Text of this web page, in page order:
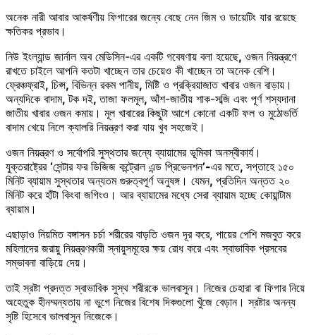
অনেক নারী আবার আকর্ষণীয় ফিগারের জন্যে বেছে নেন জিম ও ডায়েটিং যার রয়েছে
ক্ষতিকর প্রভাব।
নিউ ইংল্যান্ড জার্নাল অব মেডিসিন-এর একটি গবেষণায় বলা হয়েছে, ওজন নিয়ন্ত্রণে
রাখতে চাইলে আপনি কতটা খাচ্ছেন তার চেয়েও কী খাচ্ছেন তা অনেক বেশি।
ফ্রেঞ্চফ্রাই, চিপ্স, বিভিন্ন রকম পানীয়, মিষ্টি ও প্রক্রিয়াজাত খাবার ওজন বাড়ায়।
অন্যদিকে বাদাম,টক দই,তাজা ফলমূল, আঁশ-জাতীয় শাক-সব্জি এবং পূর্ণ শস্যদানা
জাতীয় খাবার ওজন কমায়। মূল খাবারের কিছুটা আগে কোনো একটি ফল ও মুঠোভর্তি
বাদাম খেয়ে নিলে ক্যালরি নিয়ন্ত্রণ করা যায় খুব সহজেই।
ওজন নিয়ন্ত্রণ ও সর্বোপরি সুস্থতার জন্যে ব্যায়ামের ভূমিকা অনস্বীকার্য।
যুক্তরাষ্ট্রের ‘সেন্টার ফর ডিজিজ কন্ট্রোল এন্ড প্রিভেনশন’-এর মতে, সপ্তাহে ১৫০
মিনিট ব্যায়াম সুস্থতার অন্যতম গুরুত্বপূর্ণ অনুষঙ্গ। যেমন, প্রতিদিন অন্তত ২০
মিনিট করে হাঁটা কিংবা জগিংও। আর ব্যায়ামের মধ্যে সেরা ব্যায়াম হচ্ছে কোয়ান্টাম
ব্যায়াম।
এছাড়াও নিয়মিত বঙ্গাসন চর্চা শরীরের বাড়তি ওজন দূর করে, পায়ের পেশি মজবুত করে
মহিলাদের জরায়ু নিয়ন্ত্রণকারী স্নায়ুসমূহের ক্ষয় রোধ করে এবং স্বাভাবিক প্রসবের
সম্ভাবনা বাড়িয়ে দেয়।
তাই স্রষ্টা প্রদত্ত স্বাভাবিক সুস্থ শরীরকে ভালবাসুন। নিজের চেহারা বা ফিগার নিয়ে
অহেতুক হীনম্মন্যতায় না ভুগে নিজের বিশেষ দিকগুলো খুঁজে বেড়ান। স্রষ্টার অনন্য
সৃষ্টি হিসেবে ভালবাসুন নিজেকে।